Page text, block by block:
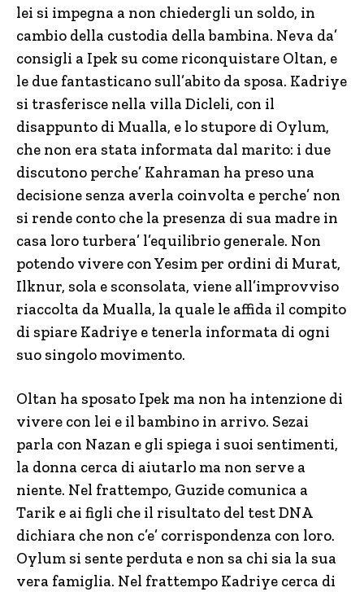
lei si impegna a non chiedergli un soldo, in
cambio della custodia della bambina. Neva da’
consigli a Ipek su come riconquistare Oltan, e
le due fantasticano sull’abito da sposa. Kadriye
si trasferisce nella villa Dicleli, con il
disappunto di Mualla, e lo stupore di Oylum,
che non era stata informata dal marito: i due
discutono perche’ Kahraman ha preso una
decisione senza averla coinvolta e perche’ non
si rende conto che la presenza di sua madre in
casa loro turbera’ l’equilibrio generale. Non
potendo vivere con Yesim per ordini di Murat,
Ilknur, sola e sconsolata, viene all’improvviso
riaccolta da Mualla, la quale le affida il compito
di spiare Kadriye e tenerla informata di ogni
suo singolo movimento.
Oltan ha sposato Ipek ma non ha intenzione di
vivere con lei e il bambino in arrivo. Sezai
parla con Nazan e gli spiega i suoi sentimenti,
la donna cerca di aiutarlo ma non serve a
niente. Nel frattempo, Guzide comunica a
Tarik e ai figli che il risultato del test DNA
dichiara che non c’e’ corrispondenza con loro.
Oylum si sente perduta e non sa chi sia la sua
vera famiglia. Nel frattempo Kadriye cerca di